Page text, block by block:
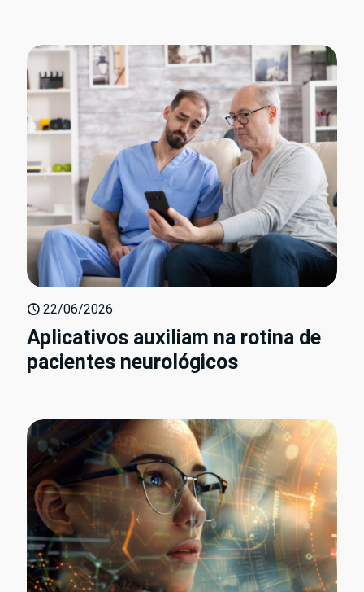
22/06/2026
Aplicativos auxiliam na rotina de
pacientes neurológicos